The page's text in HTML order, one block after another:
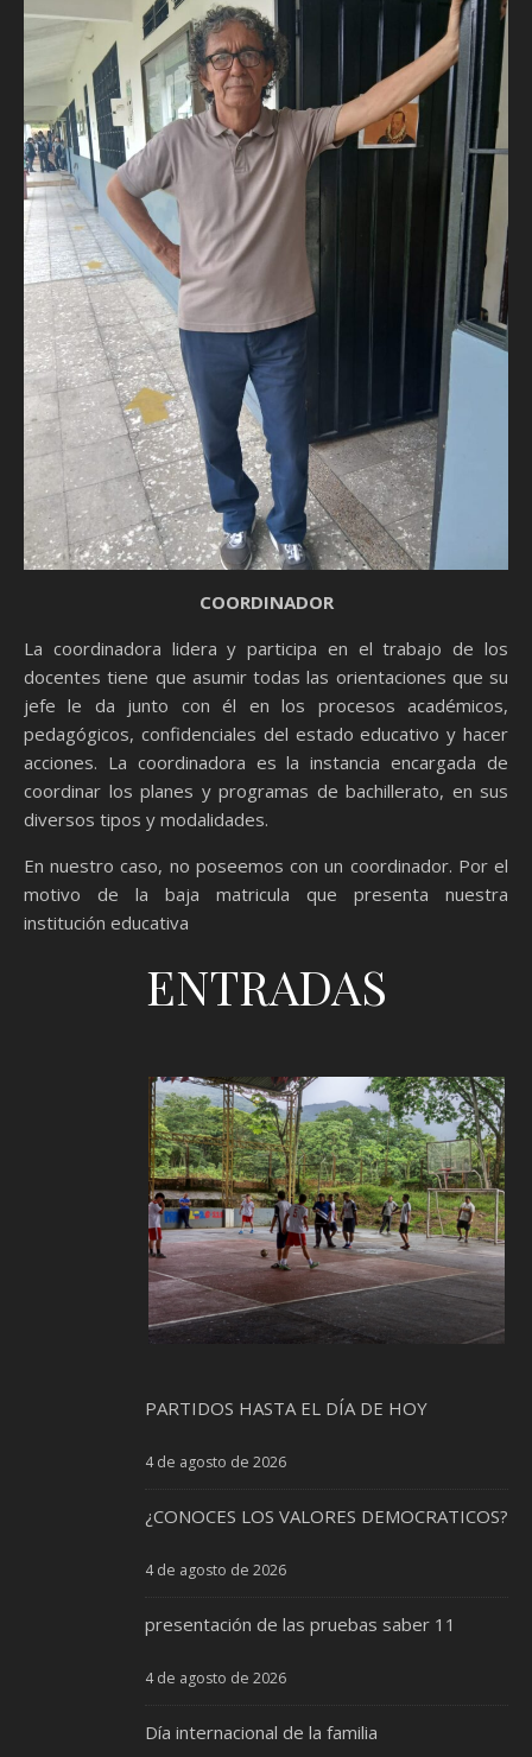
COORDINADOR
La coordinadora lidera y participa en el trabajo de los
docentes tiene que asumir todas las orientaciones que su
jefe le da junto con él en los procesos académicos,
pedagógicos, confidenciales del estado educativo y hacer
acciones. La coordinadora es la instancia encargada de
coordinar los planes y programas de bachillerato, en sus
diversos tipos y modalidades.
En nuestro caso, no poseemos con un coordinador. Por el
motivo de la baja matricula que presenta nuestra
institución educativa
ENTRADAS
PARTIDOS HASTA EL DÍA DE HOY
4 de agosto de 2026
¿CONOCES LOS VALORES DEMOCRATICOS?
4 de agosto de 2026
presentación de las pruebas saber 11
4 de agosto de 2026
Día internacional de la familia